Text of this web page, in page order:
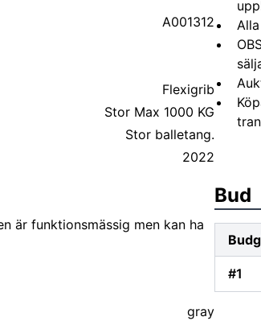
A001312
Flexigrib
Stor Max 1000 KG
Stor balletang.
2022
är funktionsmässig men kan ha
gray
Bud
#1